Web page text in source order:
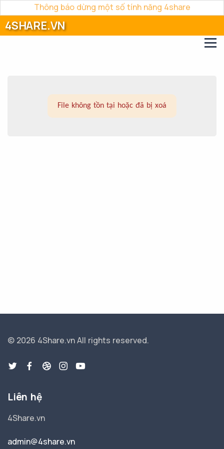
Thông báo dừng một số tính năng 4share
4SHARE.VN
File không tồn tại hoặc đã bị xoá
© 2026 4Share.vnAll rights reserved.
Liên hệ
4Share.vn
admin@4share.vn